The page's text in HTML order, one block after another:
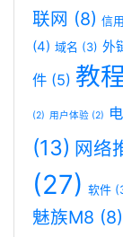
联网 (8) 信
(4) 域名 (3) 外
件 (5) 教
(2) 用户体验 (2)
(13) 网络
(27) 软件
魅族M8 (8)